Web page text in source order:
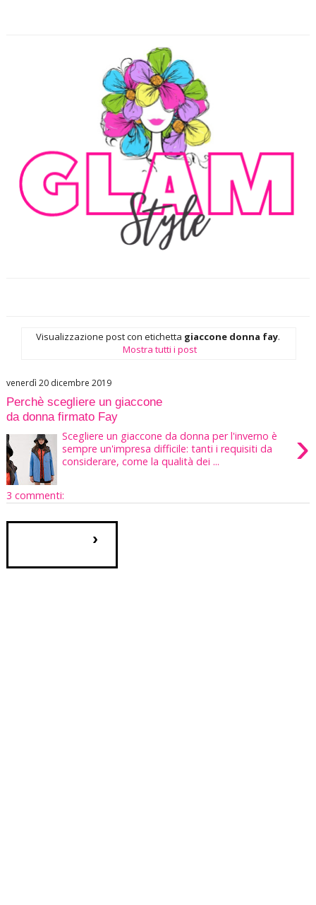
Visualizzazione post con etichetta giaccone donna fay.
Mostra tutti i post
venerdì 20 dicembre 2019
Perchè scegliere un giaccone
da donna firmato Fay
›
Scegliere un giaccone da donna per l'inverno è
sempre un'impresa difficile: tanti i requisiti da
considerare, come la qualità dei ...
3 commenti:
›